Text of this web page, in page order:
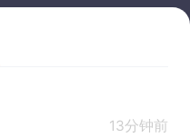
13分钟前